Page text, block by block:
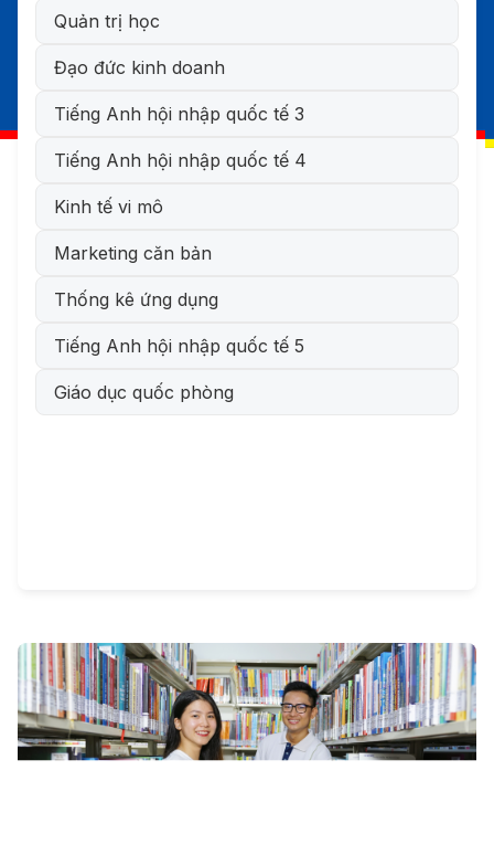
Quản trị học
Đạo đức kinh doanh
Tiếng Anh hội nhập quốc tế 3
Tiếng Anh hội nhập quốc tế 4
Kinh tế vi mô
Marketing căn bản
Thống kê ứng dụng
Tiếng Anh hội nhập quốc tế 5
Giáo dục quốc phòng